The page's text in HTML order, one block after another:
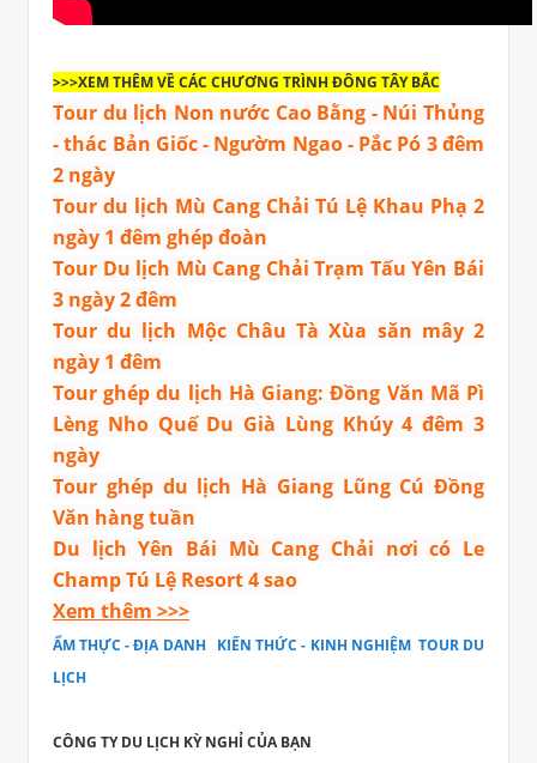
>>>XEM THÊM VỀ CÁC CHƯƠNG TRÌNH ĐÔNG TÂY BẮC
Tour du lịch Non nước Cao Bằng - Núi Thủng
- thác Bản Giốc - Ngườm Ngao - Pắc Pó 3 đêm
2 ngày
Tour du lịch Mù Cang Chải Tú Lệ Khau Phạ 2
ngày 1 đêm ghép đoàn
Tour Du lịch Mù Cang Chải Trạm Tấu Yên Bái
3 ngày 2 đêm
Tour du lịch Mộc Châu Tà Xùa săn mây 2
ngày 1 đêm
Tour ghép du lịch Hà Giang: Đồng Văn Mã Pì
Lèng Nho Quế Du Già Lùng Khúy 4 đêm 3
ngày
Tour ghép du lịch Hà Giang Lũng Cú Đồng
Văn hàng tuần
Du lịch Yên Bái Mù Cang Chải nơi có Le
Champ Tú Lệ Resort 4 sao
Xem thêm >>>
ẨM THỰC - ĐỊA DANH KIẾN THỨC - KINH NGHIỆM, TOUR DU
LỊCH
CÔNG TY DU LỊCH KỲ NGHỈ CỦA BẠN